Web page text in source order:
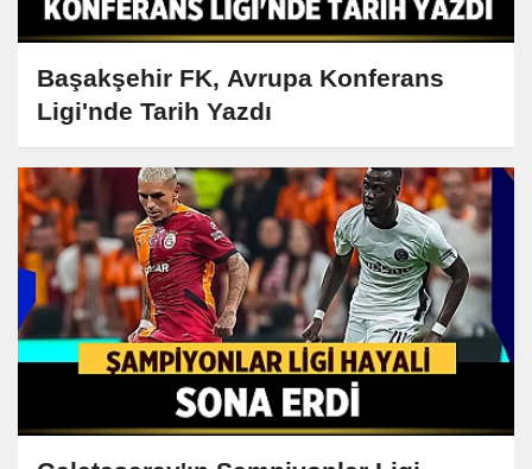
Başakşehir FK, Avrupa Konferans
Ligi'nde Tarih Yazdı